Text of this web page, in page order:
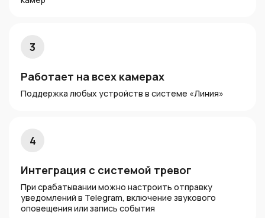
3
Работает на всех камерах
Поддержка любых устройств в системе «Линия»
4
Интеграция с системой тревог
При срабатывании можно настроить отправку
уведомлений в Telegram, включение звукового
оповещения или запись события